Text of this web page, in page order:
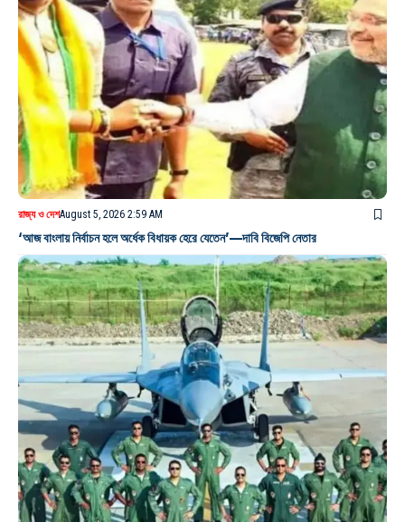
রাজ্য ও দেশAugust 5, 2026 2:59 AM
‘আজ বাংলায় নির্বাচন হলে অর্ধেক বিধায়ক হেরে যেতেন’—দাবি বিজেপি নেতার